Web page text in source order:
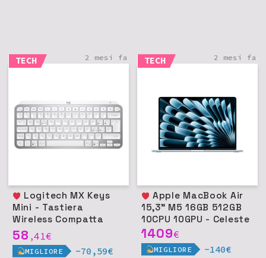
TECH 2 mesi fa
Mini - Tastiera
Wireless Compatta
Retroilluminata in
Metallo - Grigio chiaro
58 ,41€
MIGLIORE -70,59€
TECH 2 mesi fa
Apple MacBook Air
15,3" M5 16GB 512GB
10CPU 10GPU - Celeste
1409€
MIGLIORE -140€